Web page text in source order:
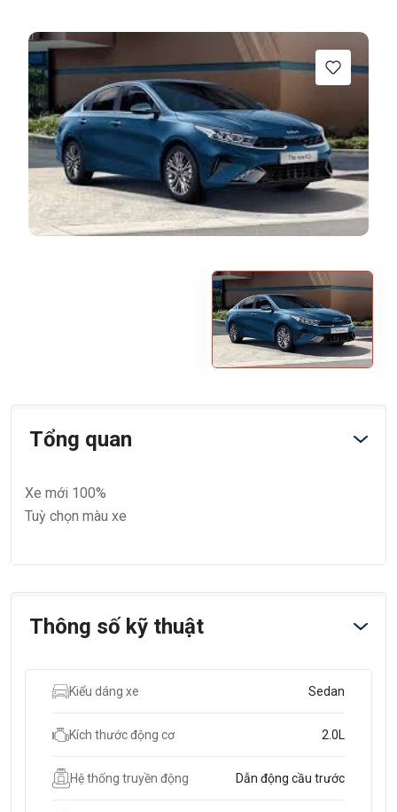
Tổng quan
Xe mới 100%
Tuỳ chọn màu xe
Thông số kỹ thuật
Kiểu dáng xe Sedan
Kích thước động cơ 2.0L
Hệ thống truyền động Dẫn động cầu trước